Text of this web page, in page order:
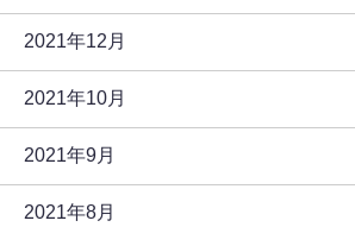
2021年12月
2021年10月
2021年9月
2021年8月